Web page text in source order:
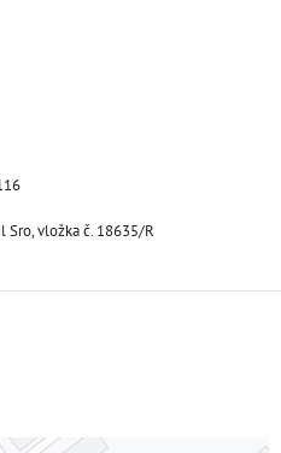
Sro, vložka č. 18635/R